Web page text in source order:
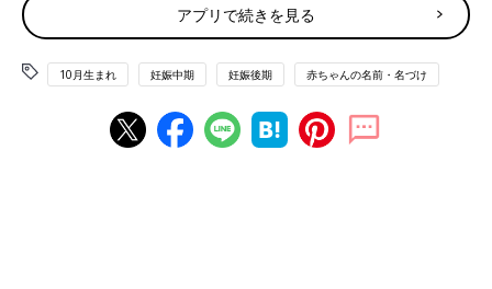
お名前例
愛望(あいみ)
アプリで続きを見る
10月生まれ 妊娠中期 妊娠後期 赤ちゃんの名前・名づけ